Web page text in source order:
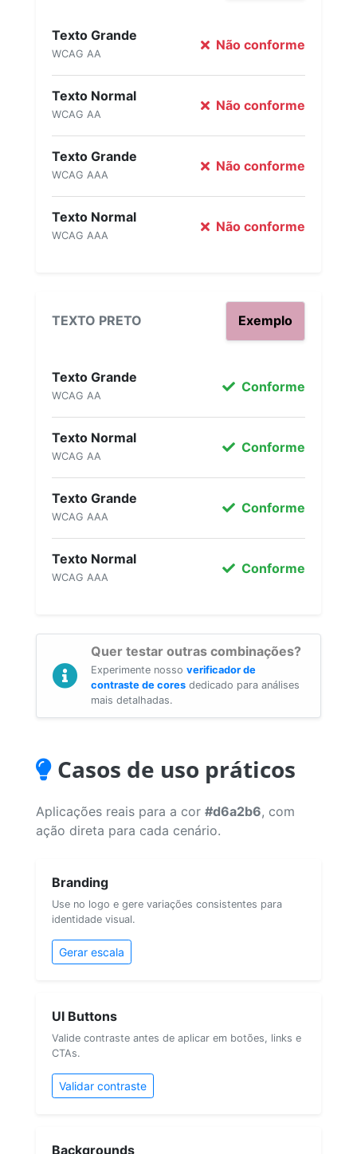
Texto Grande
WCAG AA
Não conforme
Texto Normal
WCAG AA
Não conforme
Texto Grande
WCAG AAA
Não conforme
Texto Normal
WCAG AAA
Não conforme
TEXTO PRETO Exemplo
Texto Grande
WCAG AA
Conforme
Texto Normal
WCAG AA
Conforme
Texto Grande
WCAG AAA
Conforme
Texto Normal
WCAG AAA
Conforme
Quer testar outras combinações?
Experimente nosso verificador de
contraste de cores dedicado para análises
mais detalhadas.
Casos de uso práticos
Aplicações reais para a cor #d6a2b6, com
ação direta para cada cenário.
Branding
Use no logo e gere variações consistentes para
identidade visual.
Gerar escala
UI Buttons
Valide contraste antes de aplicar em botões, links e
CTAs.
Validar contraste
Backgrounds